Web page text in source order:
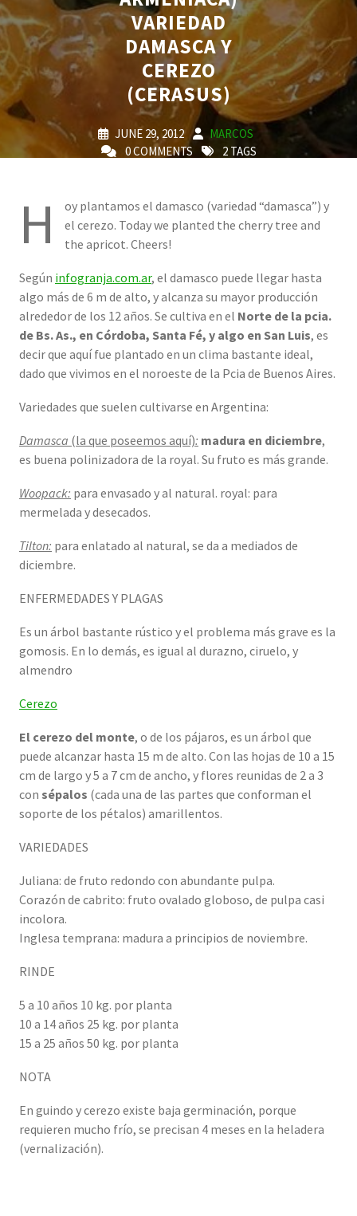
VARIEDAD
DAMASCA Y
CEREZO
(CERASUS)
JUNE 29, 2012
MARCOS
0 COMMENTS
2 TAGS
H
oy plantamos el damasco (variedad “damasca”) y
el cerezo. Today we planted the cherry tree and
the apricot. Cheers!
Según infogranja.com.ar, el damasco puede llegar hasta
algo más de 6 m de alto, y alcanza su mayor producción
alrededor de los 12 años. Se cultiva en el Norte de la pcia.
de Bs. As., en Córdoba, Santa Fé, y algo en San Luis, es
decir que aquí fue plantado en un clima bastante ideal,
dado que vivimos en el noroeste de la Pcia de Buenos Aires.
Variedades que suelen cultivarse en Argentina:
Damasca (la que poseemos aquí): madura en diciembre,
es buena polinizadora de la royal. Su fruto es más grande.
Woopack: para envasado y al natural. royal: para
mermelada y desecados.
Tilton: para enlatado al natural, se da a mediados de
diciembre.
ENFERMEDADES Y PLAGAS
Es un árbol bastante rústico y el problema más grave es la
gomosis. En lo demás, es igual al durazno, ciruelo, y
almendro
Cerezo
El cerezo del monte, o de los pájaros, es un árbol que
puede alcanzar hasta 15 m de alto. Con las hojas de 10 a 15
cm de largo y 5 a 7 cm de ancho, y flores reunidas de 2 a 3
con sépalos (cada una de las partes que conforman el
soporte de los pétalos) amarillentos.
VARIEDADES
Juliana: de fruto redondo con abundante pulpa.
Corazón de cabrito: fruto ovalado globoso, de pulpa casi
incolora.
Inglesa temprana: madura a principios de noviembre.
RINDE
5 a 10 años 10 kg. por planta
10 a 14 años 25 kg. por planta
15 a 25 años 50 kg. por planta
NOTA
En guindo y cerezo existe baja germinación, porque
requieren mucho frío, se precisan 4 meses en la heladera
(vernalización).